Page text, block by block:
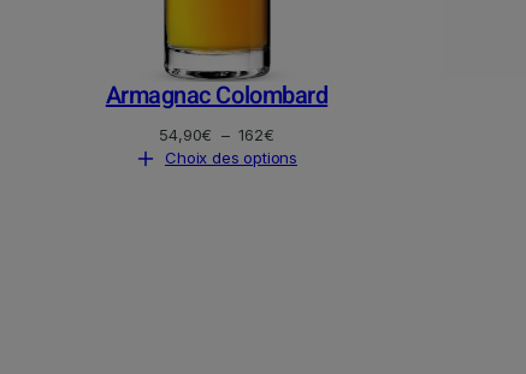
Armagnac Colombard
54,90€ – 162€Plage
de
Choix des options